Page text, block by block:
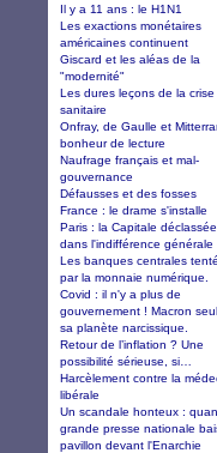
Il y a 11 ans : le H1N1
Les exactions monétaires
américaines continuent
Giscard et les aléas de la
"modernité"
Les dures leçons de la crise
sanitaire
Onfray, de Gaulle et
bonheur de lecture
Naufrage français et mal-
gouvernance
Défausses et des fosses
France : le drame s'installe
Paris : la Capitale déclassée
dans l'indifférence générale
Les banques centrales
par la monnaie numérique.
Covid : il n'y a plus de
gouvernement ! Macron
sa planète narcissique.
Retour de l’inflation ? Une
possibilité sérieuse, si…
Harcèlement contre la
libérale
Un scandale honteux :
grande presse nationale
pavillon devant l'Enarchie